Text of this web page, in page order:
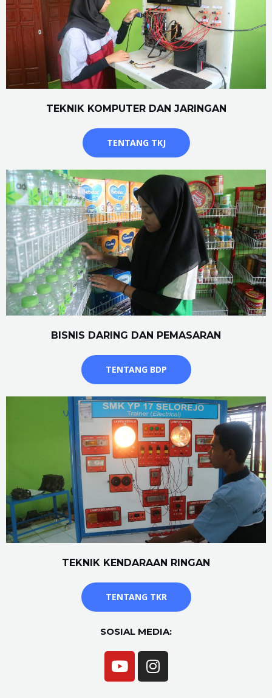
TEKNIK KOMPUTER DAN JARINGAN
TENTANG TKJ
BISNIS DARING DAN PEMASARAN
TENTANG BDP
TEKNIK KENDARAAN RINGAN
TENTANG TKR
SOSIAL MEDIA: